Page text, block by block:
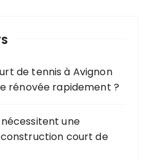
de tennis à Avignon
rénovée rapidement ?
nécessitent une
court de